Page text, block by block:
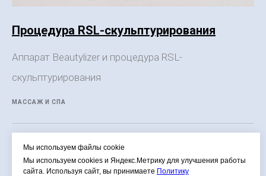
Процедура RSL-скульптурирования
Аппарат Beautylizer и процедура RSL-
скульптурирования
МАССАЖ И СПА
Мы используем файлы cookie
Мы используем cookies и Яндекс.Метрику для улучшения работы
сайта. Используя сайт, вы принимаете Политику